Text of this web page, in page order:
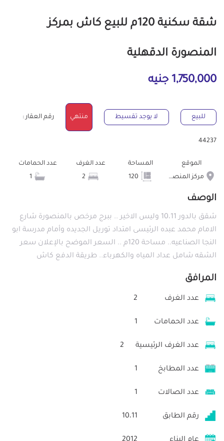
شقة سكنية 120م للبيع كاش بمركز
المنصورة الدقهلية
1,750,000 جنيه
للبيع لا يوجد تقسيط منتهي رقم العقار :
44237
الموقع
مركز المنصورة
المساحة
عدد الغرف
عدد الحمامات
الوصف
شقق بالدور 10،11 وليس الاخير .. ببرج مرخص بالمنصورة شارع
الامام محمد عبده الرئيسى امتداد توريل الجديده وأمام مدرسة ابو
النجا الصناعيه.. مساحة 120م .. السعر الموضح بالإعلان سعر
الشقه شامل عداد المياه والكهرباء.. طريقة الدفع كاش
المرافق
عدد الغرف 2
عدد الحمامات 1
عدد الغرف الرئيسية 2
عدد المطابخ 1
عدد الصالات 1
رقم الطابق 10،11